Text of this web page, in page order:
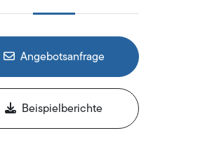
Angebotsanfrage
Beispielberichte